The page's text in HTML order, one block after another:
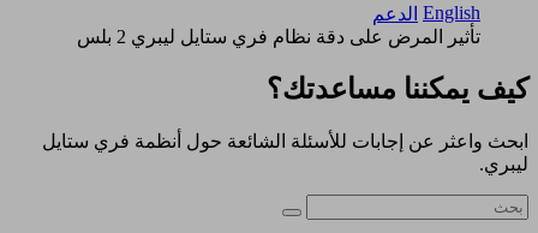
English الدعم
تأثير المرض على دقة نظام فري ستايل ليبري 2 بلس
كيف يمكننا مساعدتك؟
ابحث واعثر عن إجابات للأسئلة الشائعة حول أنظمة فري ستايل
ليبري.